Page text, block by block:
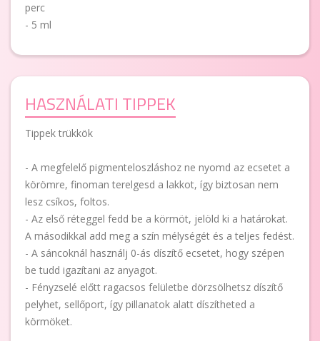
perc
- 5 ml
HASZNÁLATI TIPPEK
Tippek trükkök
- A megfelelő pigmenteloszláshoz ne nyomd az ecsetet a
körömre, finoman terelgesd a lakkot, így biztosan nem
lesz csíkos, foltos.
- Az első réteggel fedd be a körmöt, jelöld ki a határokat.
A másodikkal add meg a szín mélységét és a teljes fedést.
- A sáncoknál használj 0-ás díszítő ecsetet, hogy szépen
be tudd igazítani az anyagot.
- Fényzselé előtt ragacsos felületbe dörzsölhetsz díszítő
pelyhet, sellőport, így pillanatok alatt díszítheted a
körmöket.